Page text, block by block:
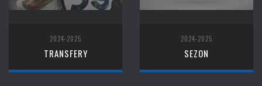
2024-2025
TRANSFERY
2024-2025
SEZON